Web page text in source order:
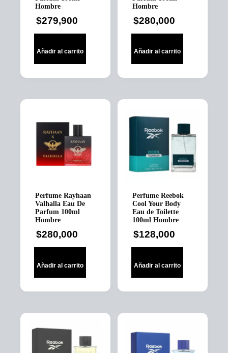
Hombre
$279,900
Añadir al carrito
Hombre
$280,000
Añadir al carrito
Perfume Rayhaan
Valhalla Eau De
Parfum 100ml
Hombre
$280,000
Añadir al carrito
Perfume Reebok
Cool Your Body
Eau de Toilette
100ml Hombre
$128,000
Añadir al carrito